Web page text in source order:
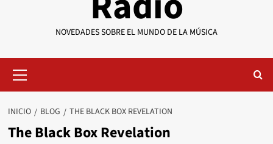
NOVEDADES SOBRE EL MUNDO DE LA MÚSICA
primario
INICIO BLOG THE BLACK BOX REVELATION
The Black Box Revelation